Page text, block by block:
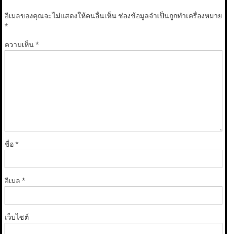
อีเมลของคุณจะไม่แสดงให้คนอื่นเห็น ช่องข้อมูลจำเป็นถูกทำเครื่องหมาย
*
ความเห็น*
ชื่อ*
อีเมล *
เว็บไซต์